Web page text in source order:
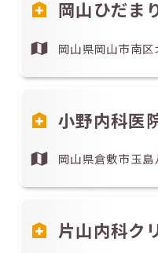
岡山ひだま
岡山県岡山市南
小野内科医
岡山県倉敷市玉
片山内科ク